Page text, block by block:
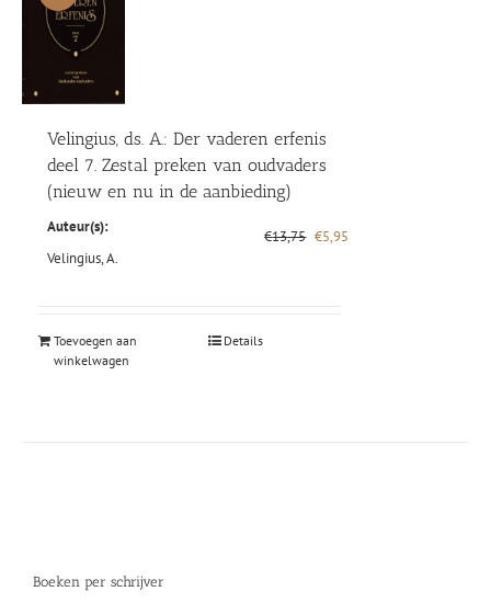
Velingius, ds. A.: Der vaderen erfenis
deel 7. Zestal preken van oudvaders
(nieuw en nu in de aanbieding)
Auteur(s):
Velingius, A.
€13,75 Oorspronkelijke
€5,95
Toevoegen aan
winkelwagen
Details
Boeken per schrijver